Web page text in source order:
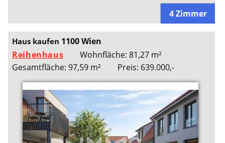
4 Zimmer
Haus kaufen 1100 Wien
Reihenhaus
Wohnfläche: 81,27 m²
Gesamtfläche: 97,59 m²
Preis: 639.000,-